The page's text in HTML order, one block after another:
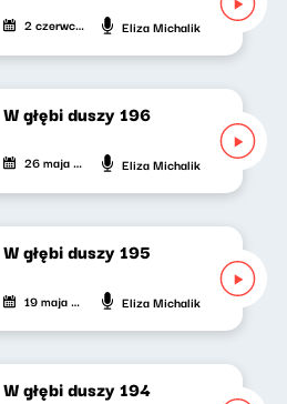
2 czerwca 2024 Eliza Michalik
W głębi duszy 196
26 maja 2024 Eliza Michalik
W głębi duszy 195
19 maja 2024 Eliza Michalik
W głębi duszy 194